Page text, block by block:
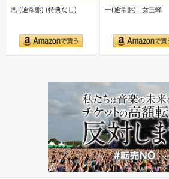
悪 (通常盤) (特典なし) 十(通常盤) - 女王蜂